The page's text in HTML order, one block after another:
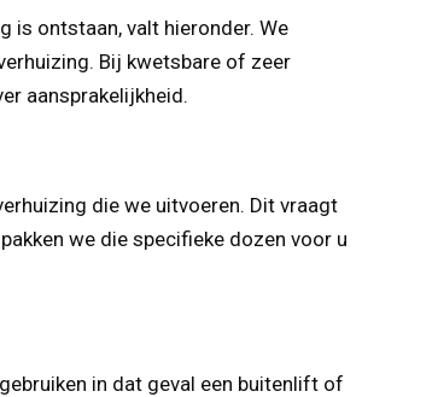
is ontstaan, valt hieronder. We
Bij kwetsbare of zeer
aansprakelijkheid.
die we uitvoeren. Dit vraagt
we die specifieke dozen voor u
in dat geval een buitenlift of